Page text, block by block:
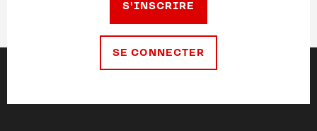
S'INSCRIRE
SE CONNECTER